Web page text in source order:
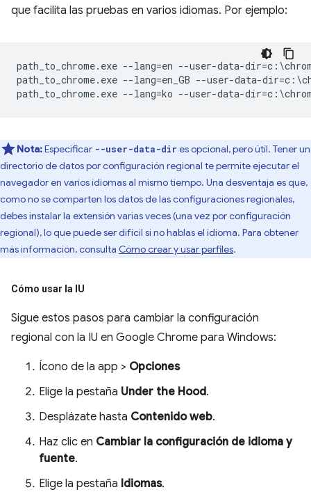
que facilita las pruebas en varios idiomas. Por ejemplo:
path_to_chrome.exe --lang=en --user-data-
path_to_chrome.exe --lang=en_GB --user-data-
Nota:Especificar --user-data-dir es opcional, pero útil. Tener un
directorio de datos por configuración regional te permite ejecutar el
navegador en varios idiomas al mismo tiempo. Una desventaja es que,
como no se comparten los datos de las configuraciones regionales,
debes instalar la extensión varias veces (una vez por configuración
regional), lo que puede ser difícil si no hablas el idioma. Para obtener
más información, consulta Cómo crear y usar perfiles.
Cómo usar la IU
Sigue estos pasos para cambiar la configuración
regional con la IU en Google Chrome para Windows:
Ícono de la app > Opciones
Elige la pestaña Under the Hood.
Desplázate hasta Contenido web.
Haz clic en Cambiar la configuración de idioma y
fuente.
Elige la pestaña Idiomas.